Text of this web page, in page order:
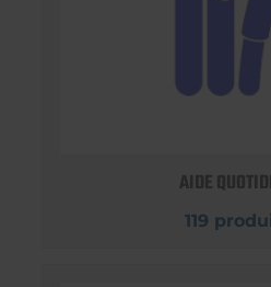
AIDE
119